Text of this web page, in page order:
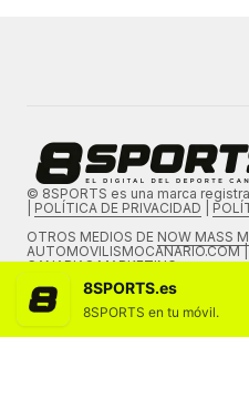
© 8SPORTS es una marca
POLÍTICA DE PRIVACIDAD
OTROS MEDIOS DE NOW MASS
AUTOMOVILISMOCANARIO.COM |
CANARIAS.MARKETING
8SPORTS.es
8SPORTS en tu móvil.